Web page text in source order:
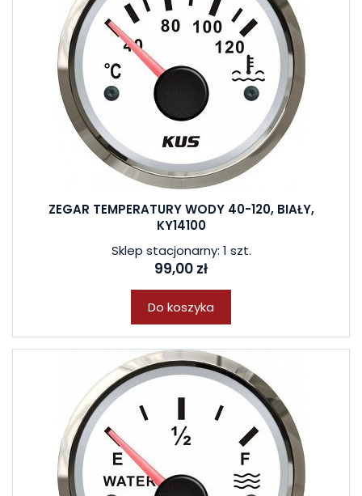
ZEGAR TEMPERATURY WODY 40-120, BIAŁY,
KY14100
Sklep stacjonarny: 1 szt.
99,00 zł
Do koszyka